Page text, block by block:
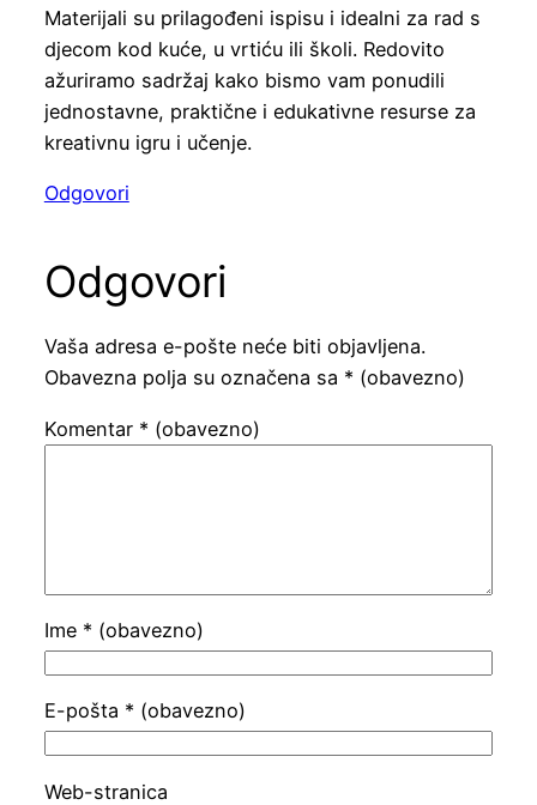
Materijali su prilagođeni ispisu i idealni za rad s
djecom kod kuće, u vrtiću ili školi. Redovito
ažuriramo sadržaj kako bismo vam ponudili
jednostavne, praktične i edukativne resurse za
kreativnu igru i učenje.
Odgovori
Odgovori
Vaša adresa e-pošte neće biti objavljena.
Obavezna polja su označena sa * (obavezno)
Komentar * (obavezno)
Ime * (obavezno)
E-pošta * (obavezno)
Web-stranica